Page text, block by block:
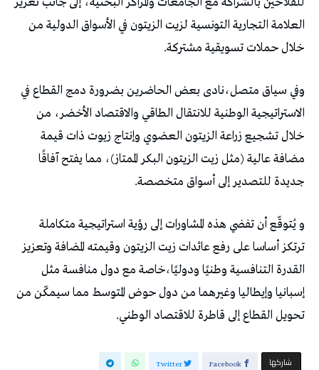
العلامة التجارية التونسية لزيت الزيتون في الأسواق الدولية من
خلال حملات تسويقية مشتركة.
وفي سياق متصل،نادى بعض الحاضرين بضرورة دمج القطاع في
الاستراتيجية الوطنية للانتقال الطاقي والاقتصاد الأخضر، من
خلال تشجيع زراعة الزيتون العضوي وإنتاج زيوت ذات قيمة
مضافة عالية (مثل زيت الزيتون البكر الممتاز)، مما يفتح آفاقًا
جديدة للتصدير إلى أسواق متخصصة.
و يُتوقّع أن تفضي هذه المشاورات إلى رؤية استراتيجية متكاملة
ترتكز أساسا على رفع عائدات زيت الزيتون وقيمته المضافة وتعزيز
القدرة التنافسية وطنيًا ودوليًا،خاصة مع دول منافسة مثل
إسبانيا وإيطاليا وغيرهما من دول حوض المتوسط مما سيمكّن من
تحويل القطاع إلى قاطرة للاقتصاد الوطني.
‫‫ شاركها‬ Facebook
Twitter